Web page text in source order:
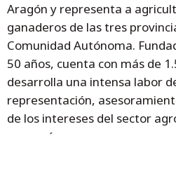
Aragón y representa a
ganaderos de las tres
Comunidad Autónoma.
50 años, cuenta con más de
desarrolla una intensa labor
representación,
de los intereses del sector
aragonés.